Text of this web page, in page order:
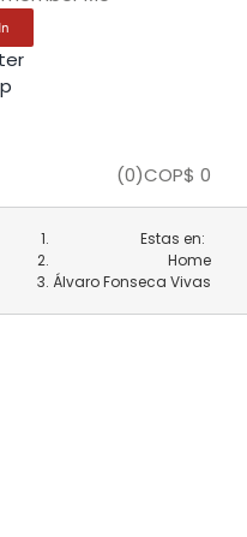
(0)COP$ 0
Estas en:
Home
Álvaro Fonseca Vivas